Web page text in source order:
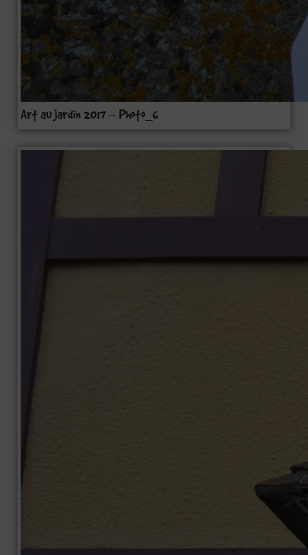
Art au jardin 2017 – Photo_6